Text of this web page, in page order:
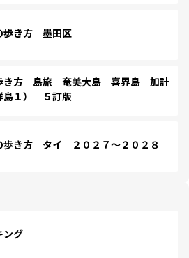
歩き方 墨田区
き方 島旅 奄美大島 喜界島 加計
島１） ５訂版
歩き方 タイ ２０２７～２０２８
ング